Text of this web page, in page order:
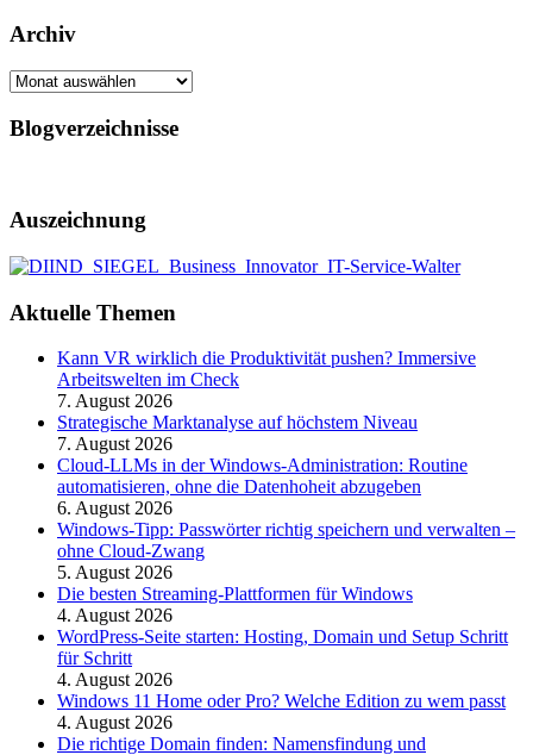
Archiv
Archiv
Blogverzeichnisse
Auszeichnung
Aktuelle Themen
Kann VR wirklich die Produktivität pushen? Immersive
Arbeitswelten im Check
7. August 2026
Strategische Marktanalyse auf höchstem Niveau
7. August 2026
Cloud-LLMs in der Windows-Administration: Routine
automatisieren, ohne die Datenhoheit abzugeben
6. August 2026
Windows-Tipp: Passwörter richtig speichern und verwalten –
ohne Cloud-Zwang
5. August 2026
Die besten Streaming-Plattformen für Windows
4. August 2026
WordPress-Seite starten: Hosting, Domain und Setup Schritt
für Schritt
4. August 2026
Windows 11 Home oder Pro? Welche Edition zu wem passt
4. August 2026
Die richtige Domain finden: Namensfindung und